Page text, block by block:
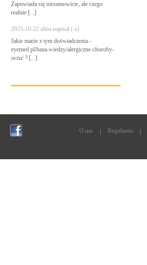
Zapowiada się niesamowicie, ale czego
realnie [...]
2025-10-22 alina napisał (-a):
Jakie macie z tym doświadczenia -
eyemed.pl/baza-wiedzy/alergiczne-choroby-
oczu/ ? [...]
O nas Regulamin